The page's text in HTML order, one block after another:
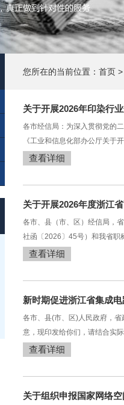
您所在的当前位置： 首页
关于开展2026年印染行
各市经信局：为深入贯彻党的
《工业和信息化部办公厅关于
查看详细
关于开展2026年度浙江
各市、县（市、区）经信局，
社函〔2026〕45号）和我省职
查看详细
新时期促进浙江省集成
各市、县(市、区)人民政府，
意，现印发给你们，请结合实
查看详细
关于组织申报国家网络